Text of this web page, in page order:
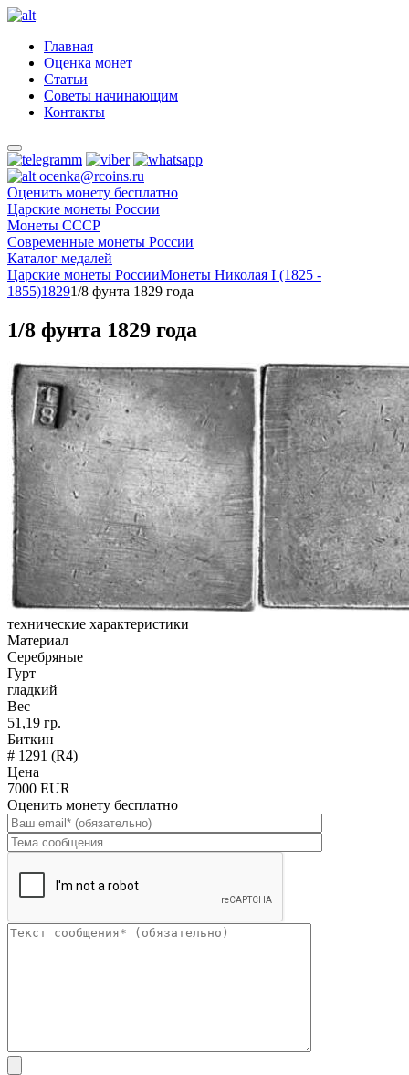
Главная
Оценка монет
Статьи
Советы начинающим
Контакты
ocenka@rcoins.ru
Оценить монету бесплатно
Царские монеты России
Монеты СССР
Современные монеты России
Каталог медалей
Царские монеты РоссииМонеты Николая I (1825 -
1855)18291/8 фунта 1829 года
1/8 фунта 1829 года
технические характеристики
Материал
Серебряные
Гурт
гладкий
Вес
51,19 гр.
Биткин
# 1291 (R4)
Цена
7000 EUR
Оценить монету бесплатно